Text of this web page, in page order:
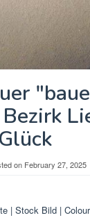
Glück
on February 27, 2025
| Stock Bild |